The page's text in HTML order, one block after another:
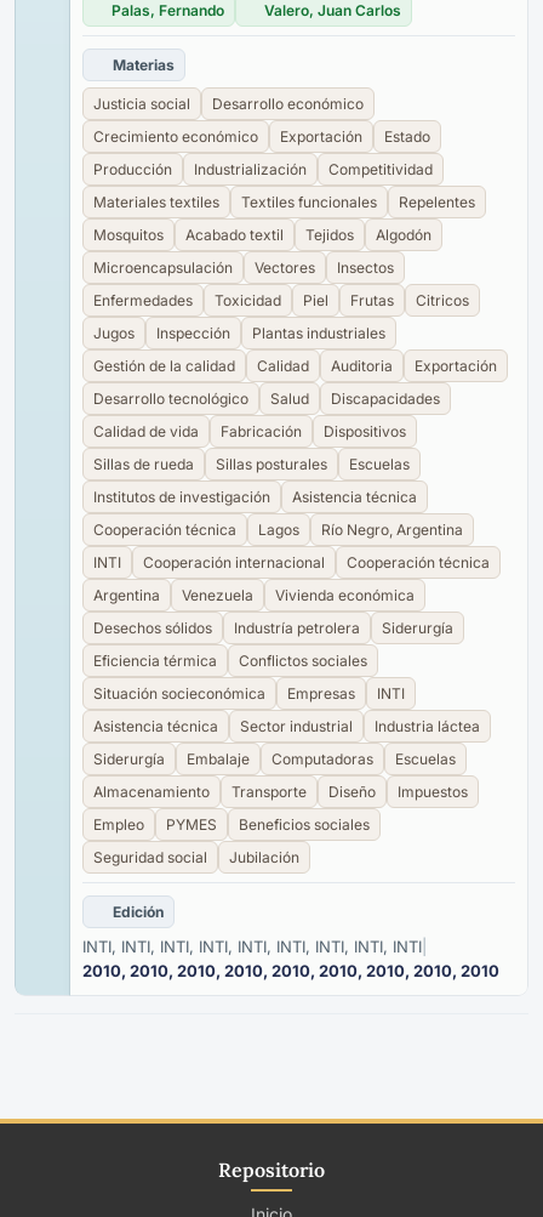
Palas, Fernando
Valero, Juan Carlos
Materias
Justicia social
Desarrollo económico
Crecimiento económico
Exportación
Estado
Producción
Industrialización
Competitividad
Materiales textiles
Textiles funcionales
Repelentes
Mosquitos
Acabado textil Tejidos
Algodón
Microencapsulación
Vectores
Insectos
Enfermedades
Toxicidad Piel Frutas
Citricos
Jugos
Inspección
Plantas industriales
Gestión de la calidad
Calidad Auditoria
Exportación
Desarrollo tecnológico
Salud
Discapacidades
Calidad de vida
Fabricación
Dispositivos
Sillas de rueda
Sillas posturales
Escuelas
Institutos de investigación
Asistencia técnica
Cooperación técnica
Lagos
Río Negro, Argentina
INTI
Cooperación internacional
Cooperación técnica
Argentina
Venezuela
Vivienda económica
Desechos sólidos
Industría petrolera
Siderurgía
Eficiencia térmica
Conflictos sociales
Situación socieconómica
Empresas
INTI
Asistencia técnica
Sector industrial
Industria láctea
Siderurgía
Embalaje Computadoras
Escuelas
Almacenamiento
Transporte Diseño
Impuestos
Empleo
PYMES
Beneficios sociales
Seguridad social
Jubilación
Edición
INTI, INTI, INTI, INTI, INTI, INTI, INTI, INTI, INTI
2010, 2010, 2010, 2010, 2010, 2010, 2010, 2010, 2010
Repositorio